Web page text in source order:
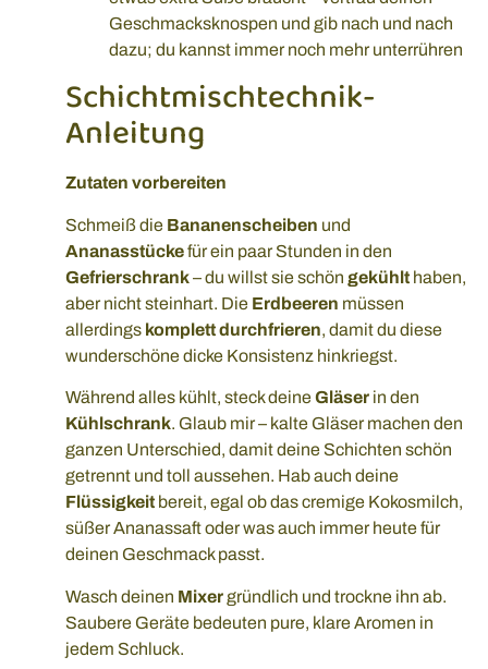
Geschmacksknospen und gib nach und nach
dazu; du kannst immer noch mehr unterrühren
Schichtmischtechnik-
Anleitung
Zutaten vorbereiten
Schmeiß die Bananenscheiben und
Ananasstückefür ein paar Stunden in den
Gefrierschrank– du willst sie schön gekühlt haben,
aber nicht steinhart. Die Erdbeeren müssen
allerdings komplett durchfrieren, damit du diese
wunderschöne dicke Konsistenz hinkriegst.
Während alles kühlt, steck deineGläser in den
Kühlschrank. Glaub mir – kalte Gläser machen den
ganzen Unterschied, damit deine Schichten schön
getrennt und toll aussehen. Hab auch deine
Flüssigkeit bereit, egal ob das cremige Kokosmilch,
süßer Ananassaft oder was auch immer heute für
deinen Geschmack passt.
Wasch deinen Mixergründlich und trockne ihn ab.
Saubere Geräte bedeuten pure, klare Aromen in
jedem Schluck.